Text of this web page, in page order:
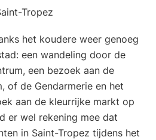
het koudere weer genoeg
een wandeling door de
een bezoek aan de
of de Gendarmerie en het
aan de kleurrijke markt op
er wel rekening mee dat
in Saint-Tropez tijdens het